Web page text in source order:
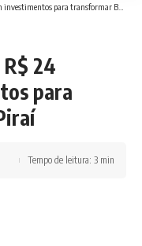
para transformar Barra do Piraí
24
para
Tempo de leitura: 3 min